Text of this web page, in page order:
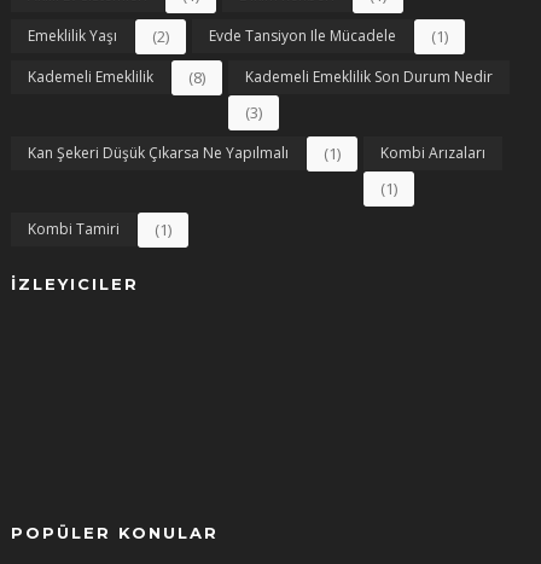
Emeklilik Yaşı (2) Evde Tansiyon Ile Mücadele (1)
Kademeli Emeklilik (8) Kademeli Emeklilik Son Durum Nedir
(3)
Kan Şekeri Düşük Çıkarsa Ne Yapılmalı (1) Kombi Arızaları
(1)
Kombi Tamiri (1)
İZLEYICILER
POPÜLER KONULAR